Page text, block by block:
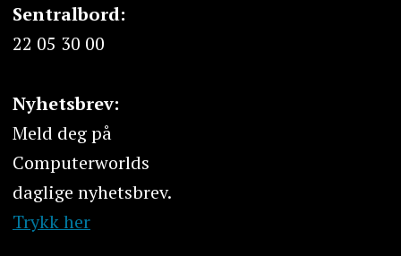
Sentralbord:
22 05 30 00
Nyhetsbrev:
Meld deg på
Computerworlds
daglige nyhetsbrev.
Trykk her